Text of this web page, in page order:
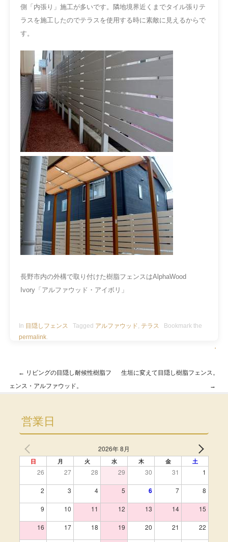
側「内張り」施工が多いです。隣地境界近くまでタイル張りテ
ラスを施工したのでテラスを使用する時に素敵に見えるからで
す。
長野市内の外構で取り付けた樹脂フェンスはAlphaWood
Ivory「アルファウッド・アイボリ」
In 目隠しフェンス Tagged アルファウッド テラス
Bookmark the
permalink
・
Post navigation
← リビングの目隠し耐候性樹脂フ
ェンス・アルファウッド。
生垣に変えて目隠し樹脂フェンス。
→
営業日
2026年 8月
日 月 火 水 木 金 土
26 27 28 29 30 31 1
2 3 4 5 6 7 8
9 10 11 12 13 14 15
16 17 18 19 20 21 22